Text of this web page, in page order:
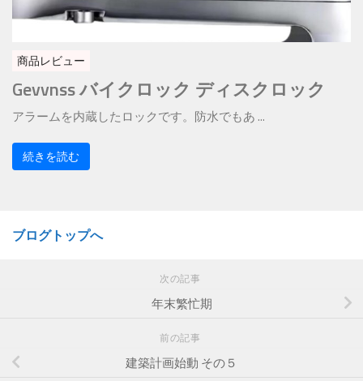
商品レビュー
Gevvnss バイクロック ディスクロック
アラームを内蔵したロックです。防水でもあ ...
続きを読む
ブログトップへ
次の記事
年末繁忙期
前の記事
建築計画始動 その５